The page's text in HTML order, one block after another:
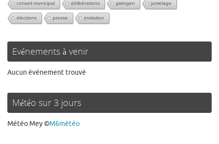
conseil municipal délibérations gisingen jumelage
élections presse invitation
Evénements à venir
Aucun événement trouvé
Météo sur 3 jours
Météo Mey ©M6météo